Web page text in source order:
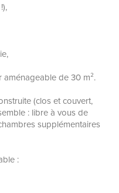
aménageable de 30 m².
(clos et couvert,
: libre à vous de
supplémentaires
: